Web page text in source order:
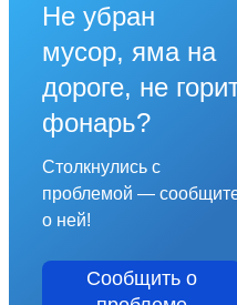
Не убран
мусор, яма на
дороге, не
фонарь?
Столкнулись с
проблемой —
о ней!
Сообщить о